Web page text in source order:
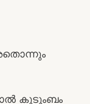
കുടുംബം